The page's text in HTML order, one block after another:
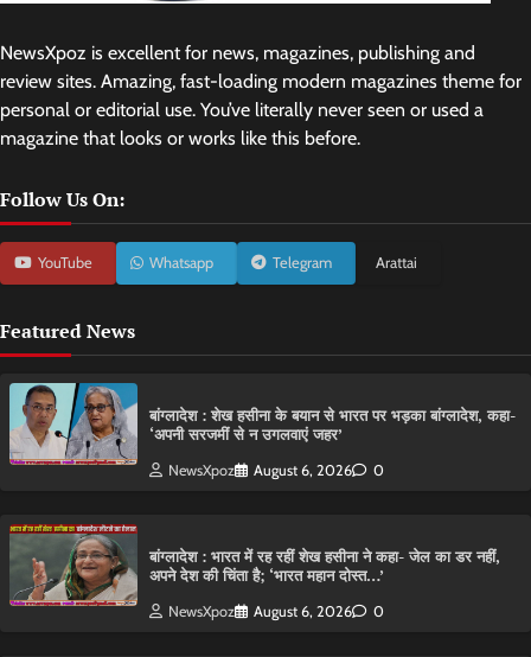
NewsXpoz is excellent for news, magazines, publishing and
review sites. Amazing, fast-loading modern magazines theme for
personal or editorial use. You’ve literally never seen or used a
magazine that looks or works like this before.
Follow Us On:
YouTube Whatsapp Telegram Arattai
Featured News
बांग्लादेश : शेख हसीना के बयान से भारत पर भड़का बांग्लादेश, कहा-
‘अपनी सरजमीं से न उगलवाएं जहर’
NewsXpoz August 6, 2026 0
बांग्लादेश : भारत में रह रहीं शेख हसीना ने कहा- जेल का डर नहीं,
अपने देश की चिंता है; ‘भारत महान दोस्त…’
NewsXpoz August 6, 2026 0